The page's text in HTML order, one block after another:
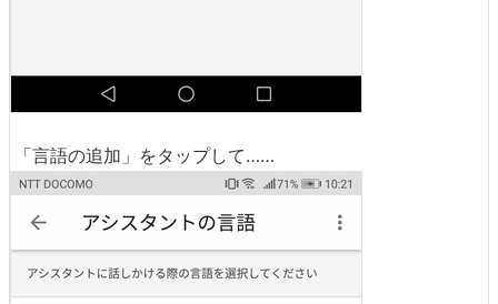
「言語の追加」をタップして……